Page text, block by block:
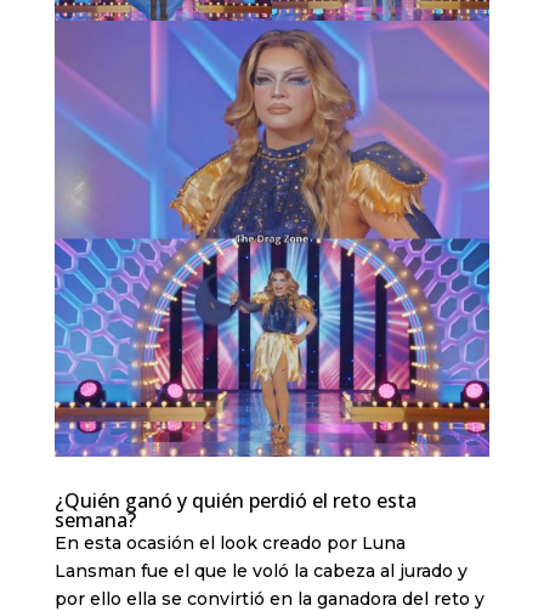
¿Quién ganó y quién perdió el reto esta
semana?
En esta ocasión el look creado por Luna
Lansman fue el que le voló la cabeza al jurado y
por ello ella se convirtió en la ganadora del reto y